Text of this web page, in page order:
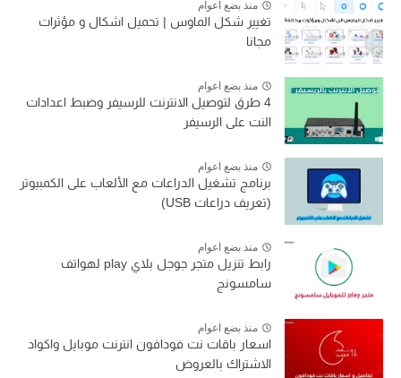
منذ بضع اعوام
تغيير شكل الماوس | تحميل اشكال و مؤثرات
مجانا
منذ بضع اعوام
4 طرق لتوصيل الانترنت للرسيفر وضبط اعدادات
النت على الرسيفر
منذ بضع اعوام
برنامج تشغيل الدراعات مع الألعاب على الكمبيوتر
(تعريف دراعات USB)
منذ بضع اعوام
رابط تنزيل متجر جوجل بلاي play لهواتف
سامسونج
منذ بضع اعوام
اسعار باقات نت فودافون انترنت موبايل واكواد
الاشتراك بالعروض